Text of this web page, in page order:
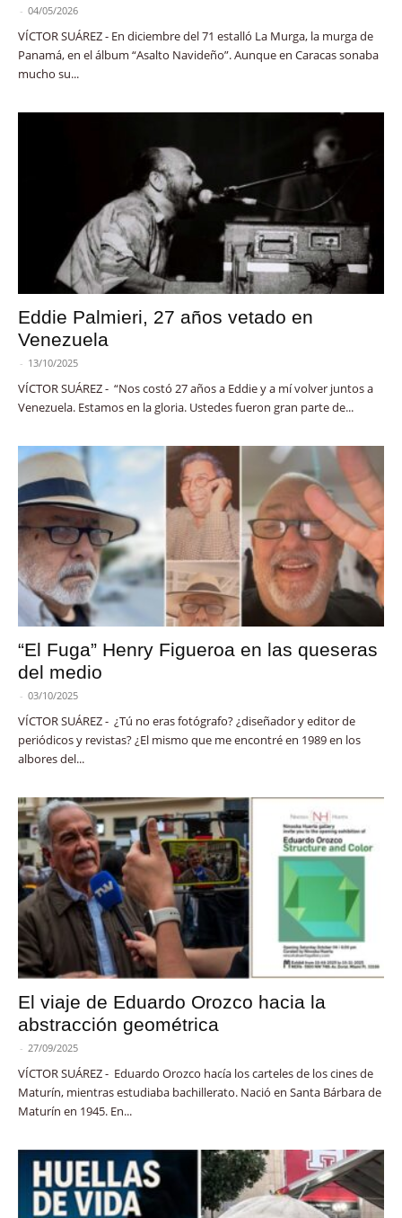
- 04/05/2026
VÍCTOR SUÁREZ - En diciembre del 71 estalló La Murga, la murga de
Panamá, en el álbum “Asalto Navideño”. Aunque en Caracas sonaba
mucho su...
Eddie Palmieri, 27 años vetado en
Venezuela
- 13/10/2025
VÍCTOR SUÁREZ - “Nos costó 27 años a Eddie y a mí volver juntos a
Venezuela. Estamos en la gloria. Ustedes fueron gran parte de...
“El Fuga” Henry Figueroa en las queseras
del medio
- 03/10/2025
VÍCTOR SUÁREZ - ¿Tú no eras fotógrafo? ¿diseñador y editor de
periódicos y revistas? ¿El mismo que me encontré en 1989 en los
albores del...
El viaje de Eduardo Orozco hacia la
abstracción geométrica
- 27/09/2025
VÍCTOR SUÁREZ - Eduardo Orozco hacía los carteles de los cines de
Maturín, mientras estudiaba bachillerato. Nació en Santa Bárbara de
Maturín en 1945. En...